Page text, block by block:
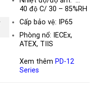
40 độ C/ 30 – 85%RH
Cấp bảo vệ: IP65
Phòng nổ: IECEx,
ATEX, TIIS
Xem thêm PD-12
Series